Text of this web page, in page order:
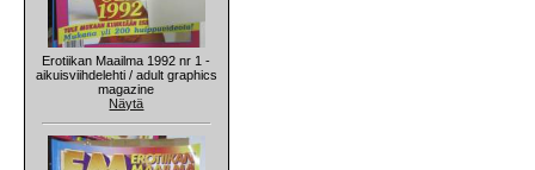
Erotiikan Maailma 1992 nr 1 -
aikuisviihdelehti / adult graphics
magazine
Näytä